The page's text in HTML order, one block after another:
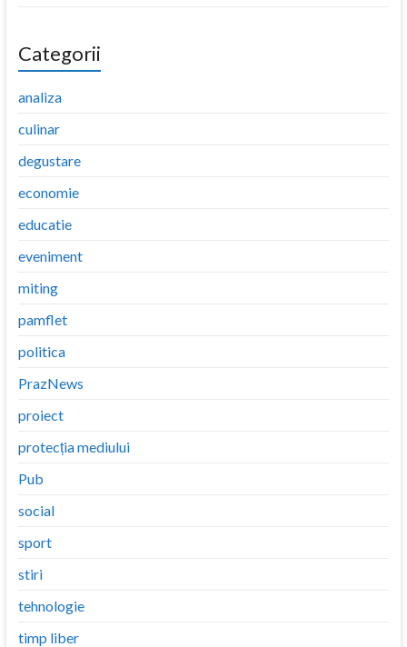
Categorii
analiza
culinar
degustare
economie
educatie
eveniment
miting
pamflet
politica
PrazNews
proiect
protecția mediului
Pub
social
sport
stiri
tehnologie
timp liber